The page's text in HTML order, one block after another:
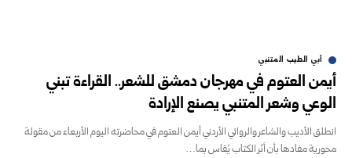
أبي الطيب المتنبي
أيمن العتوم في مهرجان دمشق للشعر.. القراءة تبني
الوعي وشعر المتنبي يصنع الإرادة
انطلق الأديب والشاعر والروائي الأردني أيمن العتوم في محاضرته اليوم الأربعاء من مقولة
محورية مفادها بأن أثر الكتاب يُقاس بما…